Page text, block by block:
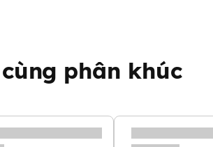
phân khúc